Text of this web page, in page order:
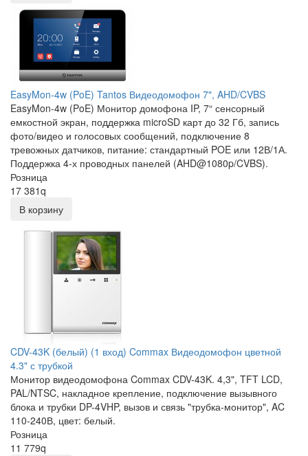
EasyMon-4w (PoE) Tantos Видеодомофон 7", AHD/CVBS
EasyMon-4w (PoE) Монитор домофона IP, 7“ сенсорный
емкостной экран, поддержка microSD карт до 32 Гб, запись
фото/видео и голосовых сообщений, подключение 8
тревожных датчиков, питание: стандартный POE или 12В/1А.
Поддержка 4-х проводных панелей (AHD@1080p/CVBS).
Розница
17 381q
В корзину
CDV-43K (белый) (1 вход) Commax Видеодомофон цветной
4.3" с трубкой
Монитор видеодомофона Commax CDV-43K. 4,3", TFT LCD,
PAL/NTSC, накладное крепление, подключение вызывного
блока и трубки DP-4VHP, вызов и связь "трубка-монитор", AC
110-240В, цвет: белый.
Розница
11 779q